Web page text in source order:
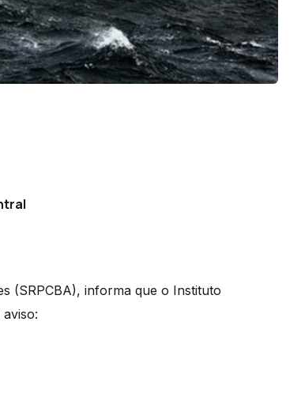
(SRPCBA), informa que o Instituto